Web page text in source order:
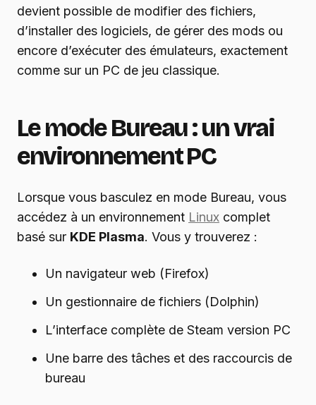
devient possible de modifier des fichiers,
d’installer des logiciels, de gérer des mods ou
encore d’exécuter des émulateurs, exactement
comme sur un PC de jeu classique.
Le mode Bureau : un vrai
environnement PC
Lorsque vous basculez en mode Bureau, vous
accédez à un environnement Linux complet
basé sur KDE Plasma. Vous y trouverez :
Un navigateur web (Firefox)
Un gestionnaire de fichiers (Dolphin)
L’interface complète de Steam version PC
Une barre des tâches et des raccourcis de
bureau